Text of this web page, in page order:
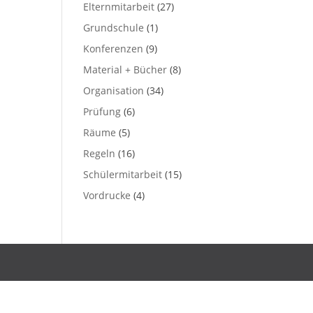
Elternmitarbeit (27)
Grundschule (1)
Konferenzen (9)
Material + Bücher (8)
Organisation (34)
Prüfung (6)
Räume (5)
Regeln (16)
Schülermitarbeit (15)
Vordrucke (4)